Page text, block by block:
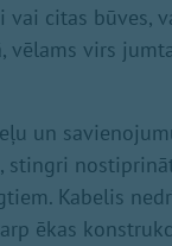
vai citas būves,
vēlams virs
un
stingri
Kabelis
ēkas